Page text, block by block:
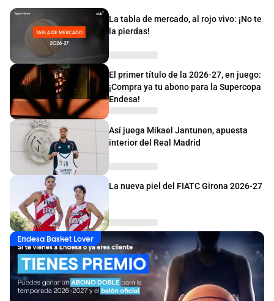
La tabla de mercado, al rojo vivo: ¡No te
la pierdas!
El primer título de la 2026-27, en juego:
¡Compra ya tu abono para la Supercopa
Endesa!
Así juega Mikael Jantunen, apuesta
interior del Real Madrid
La nueva piel del FIATC Girona 2026-27
Endesa Basket Lover